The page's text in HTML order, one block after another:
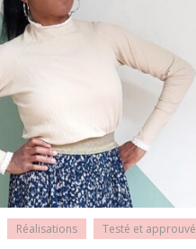
Réalisations Testé et approuvé